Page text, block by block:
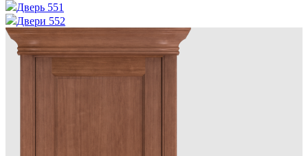
Дверь 551
Двери 552